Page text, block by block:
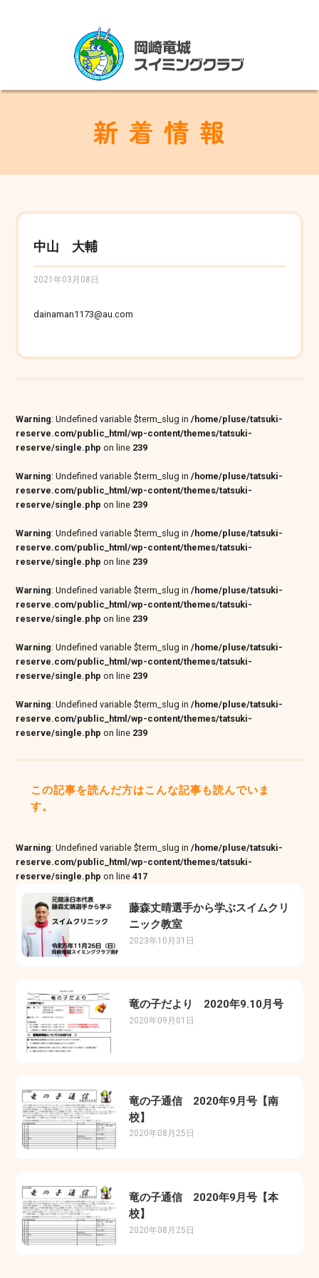
中山 大輔
2021年03月08日
dainaman1173@au.com
Warning: Undefined variable $term_slug in/home/pluse/tatsuki-
reserve.com/public_html/wp-content/themes/tatsuki-
reserve/single.php on line 239
Warning: Undefined variable $term_slug in/home/pluse/tatsuki-
reserve.com/public_html/wp-content/themes/tatsuki-
reserve/single.php on line 239
Warning: Undefined variable $term_slug in/home/pluse/tatsuki-
reserve.com/public_html/wp-content/themes/tatsuki-
reserve/single.php on line 239
Warning: Undefined variable $term_slug in/home/pluse/tatsuki-
reserve.com/public_html/wp-content/themes/tatsuki-
reserve/single.php on line 239
Warning: Undefined variable $term_slug in/home/pluse/tatsuki-
reserve.com/public_html/wp-content/themes/tatsuki-
reserve/single.php on line 239
Warning: Undefined variable $term_slug in/home/pluse/tatsuki-
reserve.com/public_html/wp-content/themes/tatsuki-
reserve/single.php on line 239
この記事を読んだ方はこんな記事も読んでいま
す。
Warning: Undefined variable $term_slug in/home/pluse/tatsuki-
reserve.com/public_html/wp-content/themes/tatsuki-
reserve/single.php on line417
藤森丈晴選手から学ぶスイムクリ
ニック教室
2023年10月31日
竜の子だより 2020年9.10月号
2020年09月01日
竜の子通信 2020年9月号【南
校】
2020年08月25日
竜の子通信 2020年9月号【本
校】
2020年08月25日